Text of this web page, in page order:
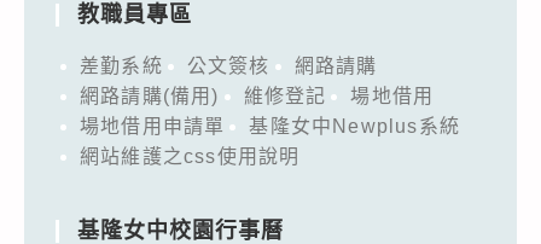
教職員專區
差勤系統 公文簽核
網路請購
網路請購(備用)
維修登記
場地借用
場地借用申請單
基隆女中Newplus系統
網站維護之css使用說明
基隆女中校園行事曆